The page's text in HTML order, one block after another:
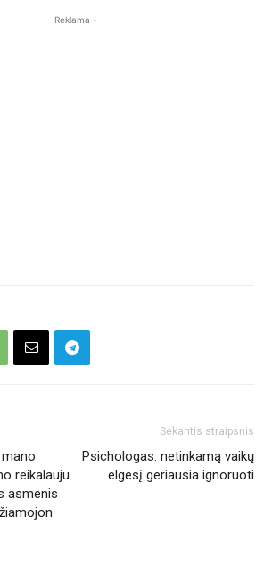
- Reklama -
mano
reikalauju
asmenis
Sekantis straipsnis
Psichologas: netinkamą vaikų
elgesį geriausia ignoruoti